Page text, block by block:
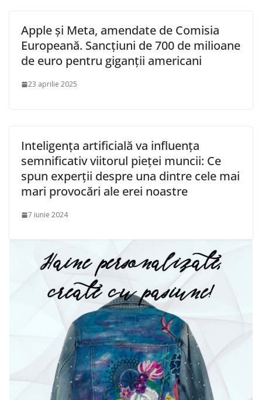
Apple și Meta, amendate de Comisia
Europeană. Sancțiuni de 700 de milioane
de euro pentru giganții americani
23 aprilie 2025
Inteligența artificială va influența
semnificativ viitorul pieței muncii: Ce
spun experții despre una dintre cele mai
mari provocări ale erei noastre
7 iunie 2024